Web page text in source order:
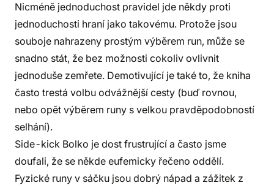
Nicméně jednoduchost pravidel jde někdy proti
jednoduchosti hraní jako takovému. Protože jsou
souboje nahrazeny prostým výběrem run, může se
snadno stát, že bez možnosti cokoliv ovlivnit
jednoduše zemřete. Demotivující je také to, že kniha
často trestá volbu odvážnější cesty (buď rovnou,
nebo opět výběrem runy s velkou pravděpodobností
selhání).
Side-kick Bolko je dost frustrující a často jsme
doufali, že se někde eufemicky řečeno oddělí.
Fyzické runy v sáčku jsou dobrý nápad a zážitek z